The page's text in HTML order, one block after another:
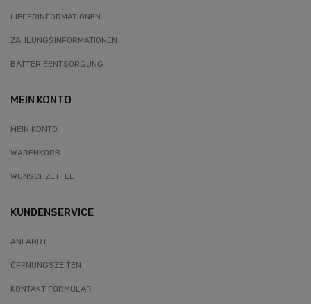
LIEFERINFORMATIONEN
ZAHLUNGSINFORMATIONEN
BATTERIEENTSORGUNG
MEIN KONTO
MEIN KONTO
WARENKORB
WUNSCHZETTEL
KUNDENSERVICE
ANFAHRT
ÖFFNUNGSZEITEN
KONTAKT FORMULAR